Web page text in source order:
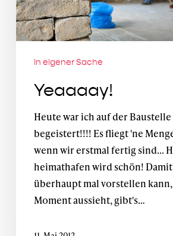
In eigener Sache
Yeaaaay!
Heute war ich auf der
begeistert!!!! Es fliegt 'ne
wenn wir erstmal fertig sind...
heimathafen wird schön!
überhaupt mal vorstellen kann,
Moment aussieht, gibt's…